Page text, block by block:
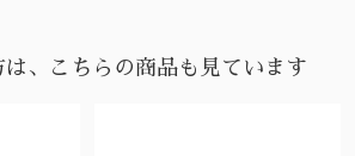
は、こちらの商品も見ています